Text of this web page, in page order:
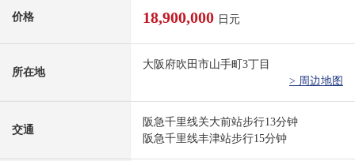
价格 18,900,000 日元
所在地
大阪府吹田市山手町3丁目
> 周边地图
交通
阪急千里线关大前站步行13分钟
阪急千里线丰津站步行15分钟